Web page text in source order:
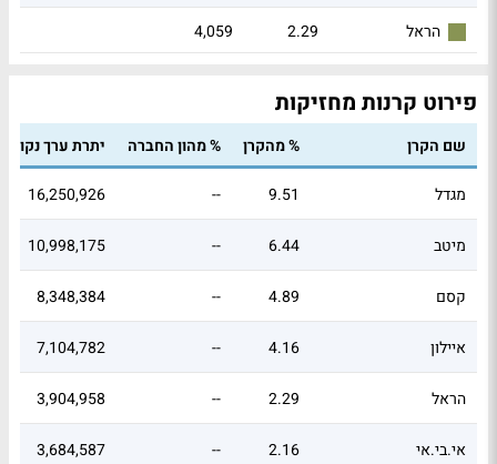
הראל
2.29
4,059
פירוט קרנות מחזיקות
שם הקרן % מהקרן % מהון החברה יתרת ערך נקוב
מגדל 9.51
--
16,250,926
מיטב 6.44
--
10,998,175
קסם 4.89
--
8,348,384
איילון 4.16
--
7,104,782
הראל 2.29
--
3,904,958
אי.בי.אי 2.16
--
3,684,587